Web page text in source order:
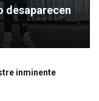
desaparecen
inminente